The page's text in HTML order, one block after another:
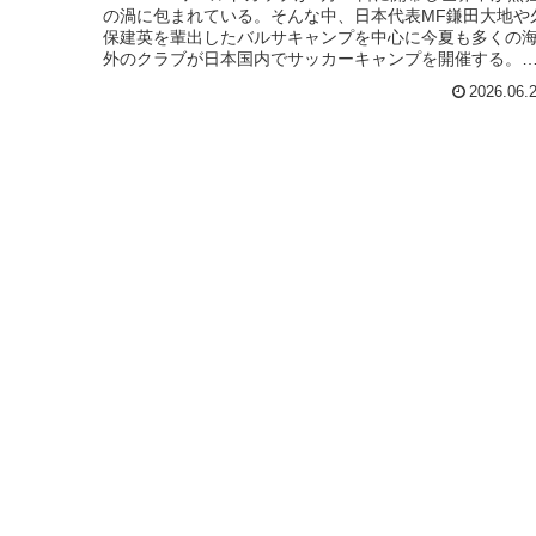
の渦に包まれている。そんな中、日本代表MF鎌田大地や
保建英を輩出したバルサキャンプを中心に今夏も多くの
外のクラブが日本国内でサッカーキャンプを開催する。本